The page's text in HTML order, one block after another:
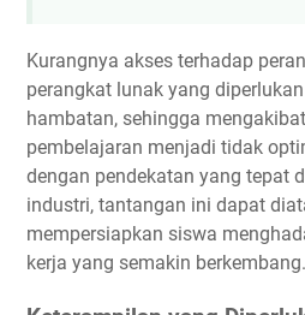
Kurangnya akses terhadap
perangkat lunak yang
hambatan, sehingga
pembelajaran menjadi tidak
dengan pendekatan yang tepat
industri, tantangan ini dapat
mempersiapkan siswa
kerja yang semakin berkembang.